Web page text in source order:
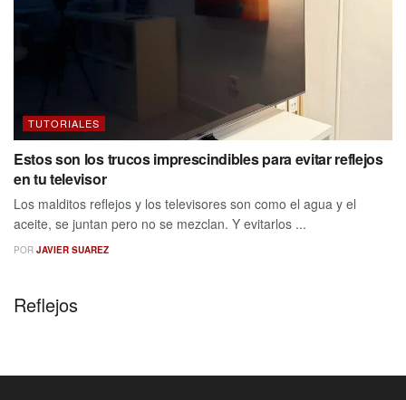
TUTORIALES
Estos son los trucos imprescindibles para evitar reflejos
en tu televisor
Los malditos reflejos y los televisores son como el agua y el
aceite, se juntan pero no se mezclan. Y evitarlos ...
POR JAVIER SUAREZ
Reflejos